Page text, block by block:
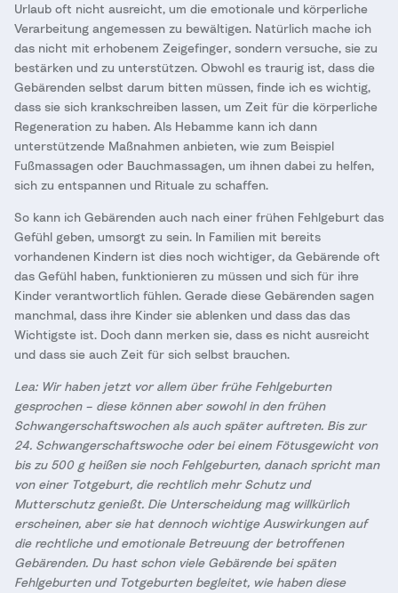
Urlaub oft nicht ausreicht, um die emotionale und körperliche
Verarbeitung angemessen zu bewältigen. Natürlich mache ich
das nicht mit erhobenem Zeigefinger, sondern versuche, sie zu
bestärken und zu unterstützen. Obwohl es traurig ist, dass die
Gebärenden selbst darum bitten müssen, finde ich es wichtig,
dass sie sich krankschreiben lassen, um Zeit für die körperliche
Regeneration zu haben. Als Hebamme kann ich dann
unterstützende Maßnahmen anbieten, wie zum Beispiel
Fußmassagen oder Bauchmassagen, um ihnen dabei zu helfen,
sich zu entspannen und Rituale zu schaffen.
So kann ich Gebärenden auch nach einer frühen Fehlgeburt das
Gefühl geben, umsorgt zu sein. In Familien mit bereits
vorhandenen Kindern ist dies noch wichtiger, da Gebärende oft
das Gefühl haben, funktionieren zu müssen und sich für ihre
Kinder verantwortlich fühlen. Gerade diese Gebärenden sagen
manchmal, dass ihre Kinder sie ablenken und dass das das
Wichtigste ist. Doch dann merken sie, dass es nicht ausreicht
und dass sie auch Zeit für sich selbst brauchen.
Lea: Wir haben jetzt vor allem über frühe Fehlgeburten
gesprochen – diese können aber sowohl in den frühen
Schwangerschaftswochen als auch später auftreten. Bis zur
24. Schwangerschaftswoche oder bei einem Fötusgewicht von
bis zu 500 g heißen sie noch Fehlgeburten, danach spricht man
von einer Totgeburt, die rechtlich mehr Schutz und
Mutterschutz genießt. Die Unterscheidung mag willkürlich
erscheinen, aber sie hat dennoch wichtige Auswirkungen auf
die rechtliche und emotionale Betreuung der betroffenen
Gebärenden. Du hast schon viele Gebärende bei späten
Fehlgeburten und Totgeburten begleitet, wie haben diese